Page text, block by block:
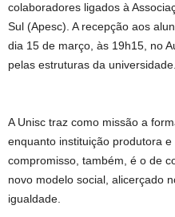
colaboradores ligados à
Sul (Apesc). A recepção aos
dia 15 de março, às 19h15, no
pelas estruturas da universidade.
A Unisc traz como missão a
enquanto instituição produtora
compromisso, também, é o de
novo modelo social, alicerçado
igualdade.